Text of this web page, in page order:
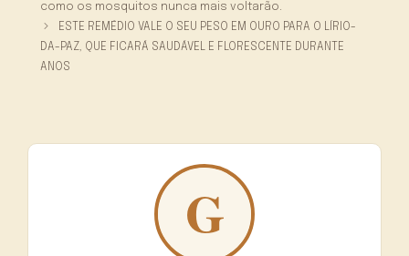
como os mosquitos nunca mais voltarão.
ESTE REMÉDIO VALE O SEU PESO EM OURO PARA O LÍRIO-
DA-PAZ, QUE FICARÁ SAUDÁVEL E FLORESCENTE DURANTE
ANOS